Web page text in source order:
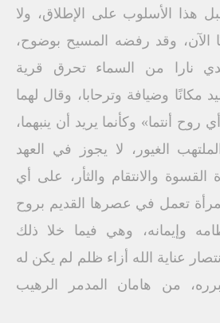
هذا الأسلوب على الإطلاق، ولا
الآن، وقد رفضه المسيح بوضوح،
نارا من السماء تحرق قرية
مكانًا وضيافة وترحابا، وقال لهما
أنتما» وكأنما يريد أن ينبهما،
الغيور، لا يجوز في العهد
القسوة والانتقام والثأر، على أي
تعمل في عصرها القديم بروح
وإيمانه، وهي فيما خلا ذلك
عناية الله أزاء ظلم لم يكن له
من هامان المدمر الرهيب